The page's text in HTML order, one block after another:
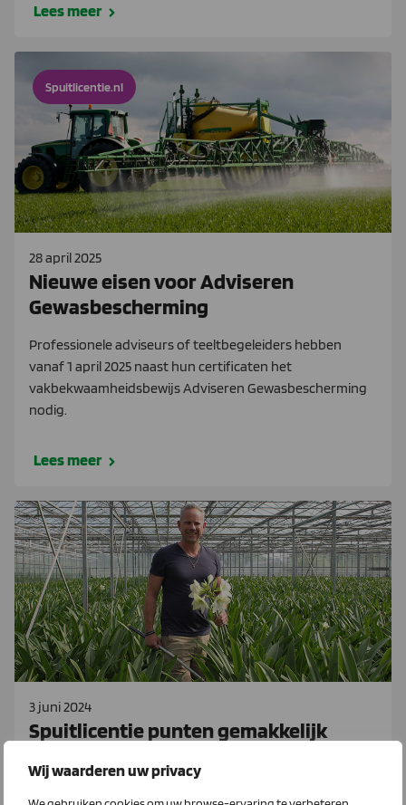
Wij waarderen uw privacy
Lees meer
Spuitlicentie.nl
28 april 2025
Nieuwe eisen voor Adviseren
Gewasbescherming
Professionele adviseurs of teeltbegeleiders hebben
vanaf 1 april 2025 naast hun certificaten het
vakbekwaamheidsbewijs Adviseren Gewasbescherming
nodig.
Lees meer
3 juni 2024
Spuitlicentie punten gemakkelijk